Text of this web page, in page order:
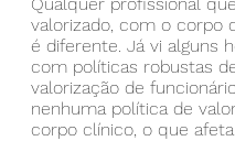
valorizado, com o corpo
é diferente. Já vi alguns
com políticas robustas
valorização de
nenhuma política de
corpo clínico, o que afeta